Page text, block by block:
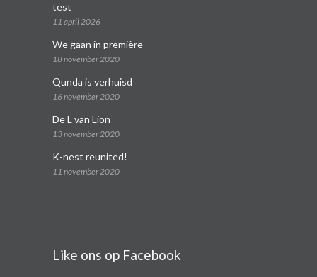
test
11 april 2026
We gaan in première
18 november 2020
Qunda is verhuisd
16 november 2020
De L van Lion
13 november 2020
K-nest reunited!
11 november 2020
Like ons op Facebook